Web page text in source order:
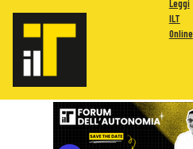
Leggi
ILT
Online